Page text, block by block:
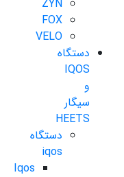
ZYN
FOX
VELO
دستگاه
IQOS
و
سیگار
HEETS
دستگاه
iqos
Iqos